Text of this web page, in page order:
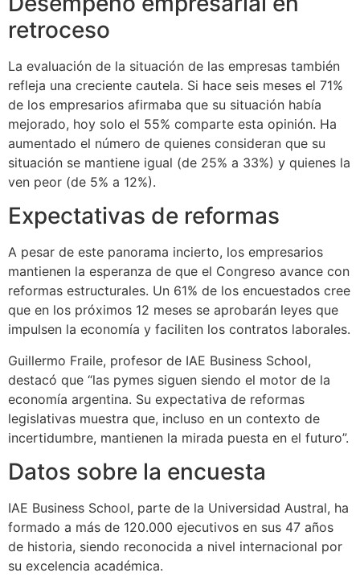
retroceso
La evaluación de la situación de las empresas también
refleja una creciente cautela. Si hace seis meses el 71%
de los empresarios afirmaba que su situación había
mejorado, hoy solo el 55% comparte esta opinión. Ha
aumentado el número de quienes consideran que su
situación se mantiene igual (de 25% a 33%) y quienes la
ven peor (de 5% a 12%).
Expectativas de reformas
A pesar de este panorama incierto, los empresarios
mantienen la esperanza de que el Congreso avance con
reformas estructurales. Un 61% de los encuestados cree
que en los próximos 12 meses se aprobarán leyes que
impulsen la economía y faciliten los contratos laborales.
Guillermo Fraile, profesor de IAE Business School,
destacó que “las pymes siguen siendo el motor de la
economía argentina. Su expectativa de reformas
legislativas muestra que, incluso en un contexto de
incertidumbre, mantienen la mirada puesta en el futuro”.
Datos sobre la encuesta
IAE Business School, parte de la Universidad Austral, ha
formado a más de 120.000 ejecutivos en sus 47 años
de historia, siendo reconocida a nivel internacional por
su excelencia académica.